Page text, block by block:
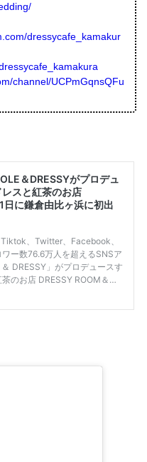
dressycafe_kamakur
channel/UCPmGqnsQFu